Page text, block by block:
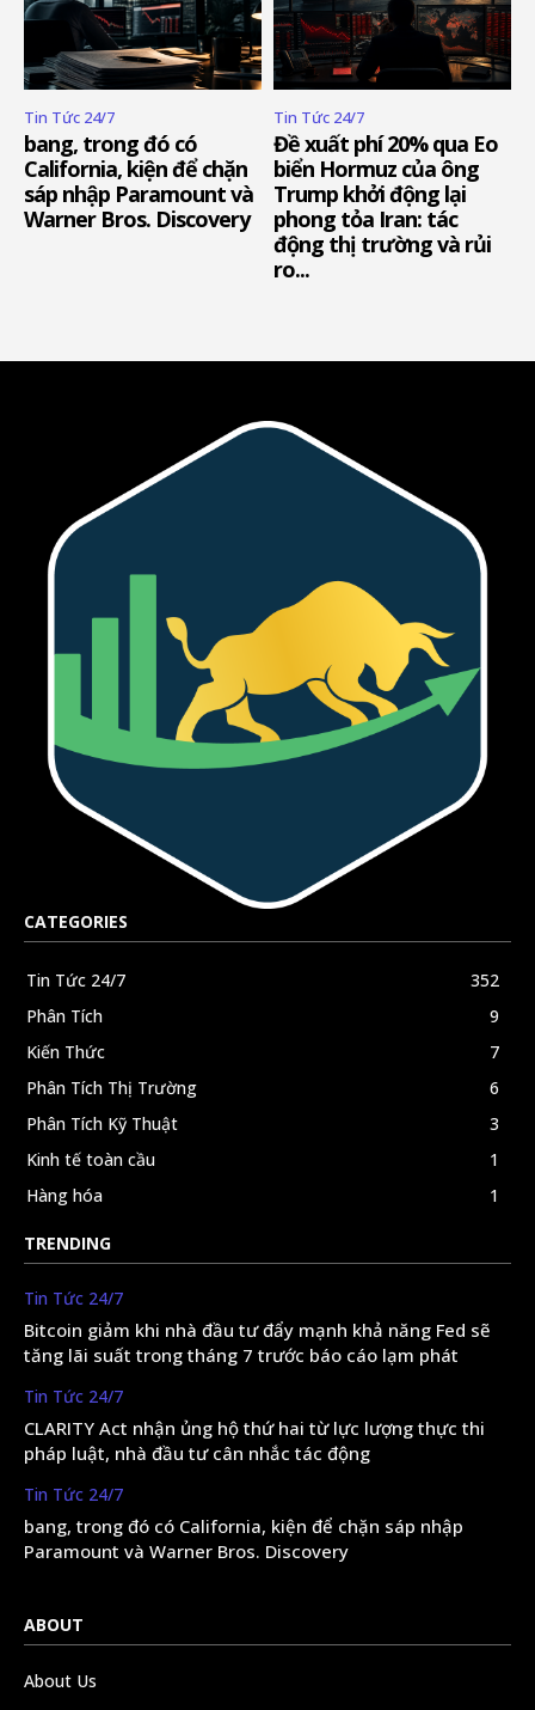
Tin Tức 24/7
bang, trong đó có
California, kiện để chặn
sáp nhập Paramount và
Warner Bros. Discovery
Tin Tức 24/7
Đề xuất phí 20% qua Eo
biển Hormuz của ông
Trump khởi động lại
phong tỏa Iran: tác
động thị trường và rủi
ro...
CATEGORIES
Tin Tức 24/7
352
Phân Tích
9
Kiến Thức
7
Phân Tích Thị Trường
6
Phân Tích Kỹ Thuật
3
Kinh tế toàn cầu
1
Hàng hóa
1
TRENDING
Tin Tức 24/7
Bitcoin giảm khi nhà đầu tư đẩy mạnh khả năng Fed sẽ
tăng lãi suất trong tháng 7 trước báo cáo lạm phát
Tin Tức 24/7
CLARITY Act nhận ủng hộ thứ hai từ lực lượng thực thi
pháp luật, nhà đầu tư cân nhắc tác động
Tin Tức 24/7
bang, trong đó có California, kiện để chặn sáp nhập
Paramount và Warner Bros. Discovery
ABOUT
About Us